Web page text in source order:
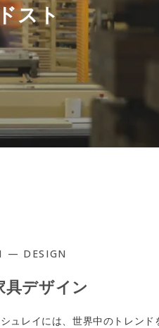
スト
— DESIGN
具デザイン
ュレイには、世界中のトレンド